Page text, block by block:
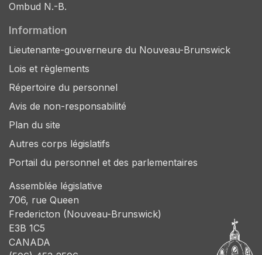
Ombud N.-B.
Information
Lieutenante-gouverneure du Nouveau-Brunswick
Lois et règlements
Répertoire du personnel
Avis de non-responsabilité
Plan du site
Autres corps législatifs
Portail du personnel et des parlementaires
Assemblée législative
706, rue Queen
Fredericton (Nouveau-Brunswick)
E3B 1C5
CANADA